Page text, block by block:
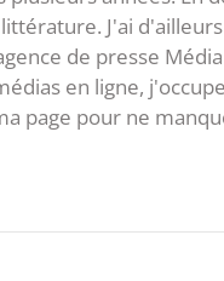
J'ai
de presse
en ligne,
page pour ne